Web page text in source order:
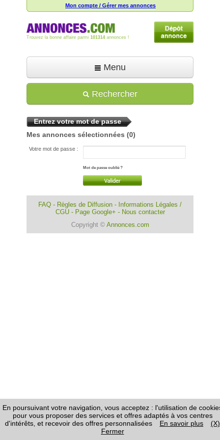
Mon compte / Gérer mes annonces
Trouvez la bonne affaire parmi 101314 annonces !
Menu
Déposer une annonce
Toutes les annonces
Aide
Rechercher
Entrez votre mot de passe
Mes annonces sélectionnées (0)
Votre mot de passe :
Mot de passe oublié ?
FAQ - Règles de Diffusion - Informations Légales /
CGU- Page Google+ - Nous contacter
Copyright © Annonces.com
En poursuivant votre navigation, vous acceptez : l'utilisation de
pour vous proposer des services et offres adaptés à vos centres
d'intérêts, et recevoir des offres personnalisées
En savoir plus
(X)
Fermer